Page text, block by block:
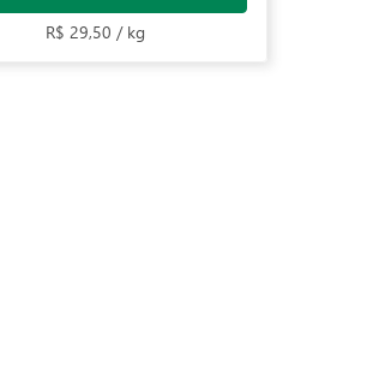
R$ 29,50 / kg